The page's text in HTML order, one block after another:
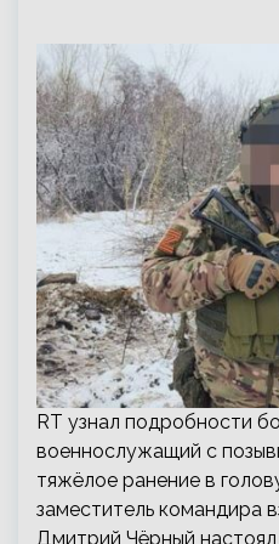
RT узнал подробности
военнослужащий с
тяжёлое ранение в
заместитель командира
Дмитрий Чёрный